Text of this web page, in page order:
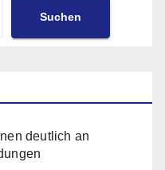
Suchen
deutlich an